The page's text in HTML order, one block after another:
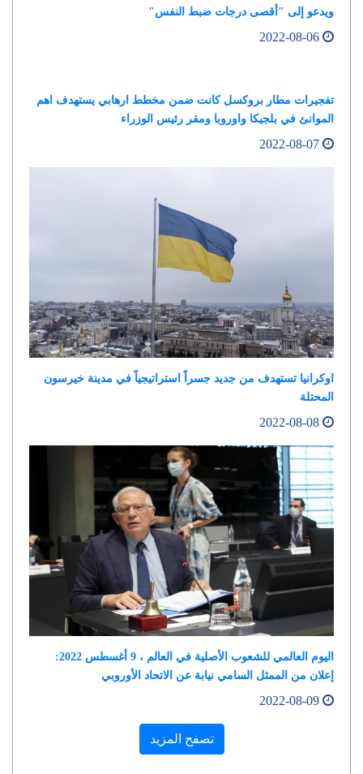
ويدعو إلى "أقصى درجات ضبط النفس"
تفجيرات مطار بروكسل كانت ضمن مخطط ارهابي يستهدف اهم
الموانئ في بلجيكا واوروبا ومقر رئيس الوزراء
اوكرانيا تستهدف من جديد جسراً استراتيجياً في مدينة خيرسون
المحتلة
اليوم العالمي للشعوب الأصلية في العالم ، 9 أغسطس 2022:
إعلان من الممثل السامي نيابة عن الاتحاد الأوروبي
تصفح المزيد